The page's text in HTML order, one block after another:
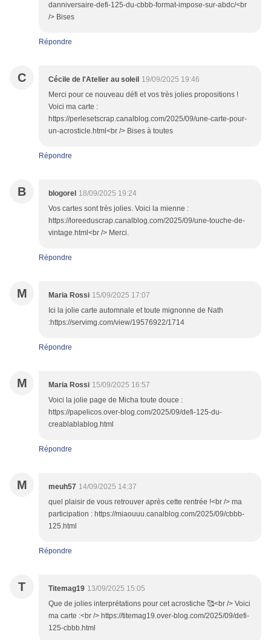
danniversaire-defi-125-du-cbbb-format-impose-sur-abdc/<br
/> Bises
Répondre
C Cécile de l'Atelier au soleil 19/09/2025 19:46
Merci pour ce nouveau défi et vos très jolies propositions !
Voici ma carte :
https://perlesetscrap.canalblog.com/2025/09/une-carte-pour-
un-acrosticle.html<br /> Bises à toutes
Répondre
B blogorel 18/09/2025 19:24
Vos cartes sont très jolies. Voici la mienne :
https://loreeduscrap.canalblog.com/2025/09/une-touche-de-
vintage.html<br /> Merci.
Répondre
M Maria Rossi 15/09/2025 17:07
Ici la jolie carte automnale et toute mignonne de Nath
:https://servimg.com/view/19576922/1714
Répondre
M Maria Rossi 15/09/2025 16:57
Voici la jolie page de Micha toute douce :
https://papelicos.over-blog.com/2025/09/defi-125-du-
creablablablog.html
Répondre
M meuh57 14/09/2025 14:37
quel plaisir de vous retrouver après cette rentrée !<br /> ma
participation : https://miaouuu.canalblog.com/2025/09/cbbb-
125.html
Répondre
T Titemag19 13/09/2025 15:05
Que de jolies interprétations pour cet acrostiche 🥰<br /> Voici
ma carte :<br /> https://titemag19.over-blog.com/2025/09/defi-
125-cbbb.html